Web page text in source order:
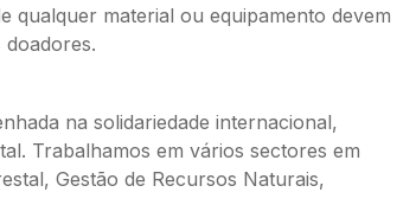
qualquer material ou equipamento devem
na solidariedade internacional,
Trabalhamos em vários sectores em
Gestão de Recursos Naturais,